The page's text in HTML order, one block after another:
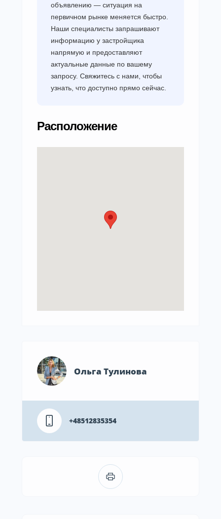
объявлению — ситуация на
первичном рынке меняется быстро.
Наши специалисты запрашивают
информацию у застройщика
напрямую и предоставляют
актуальные данные по вашему
запросу. Свяжитесь с нами, чтобы
узнать, что доступно прямо сейчас.
Расположение
Ольга Тулинова
+48512835354